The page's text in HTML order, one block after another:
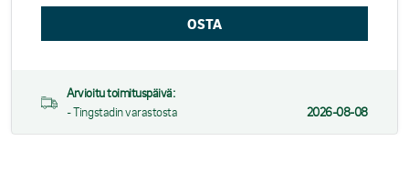
Arvioitu toimituspäivä:
- Tingstadin varastosta
2026-08-08